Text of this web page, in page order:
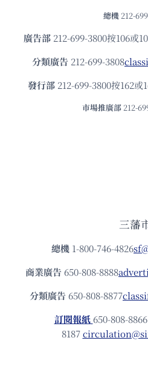
總機 212-
廣告部212-699-3800按106或
分類廣告 212-699-3808
發⾏部 212-699-3800按162或
市場推廣部 212-
三藩
總機 1-800-746-4826
商業廣告 650-808-8888
分類廣告 650-808-8877
訂閱報紙 650-808-
8187